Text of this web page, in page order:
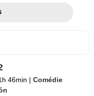
46min | Comédie